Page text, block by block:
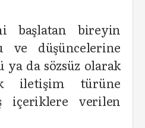
başlatan bireyin
ve düşüncelerine
ya da sözsüz olarak
iletişim türüne
içeriklere verilen